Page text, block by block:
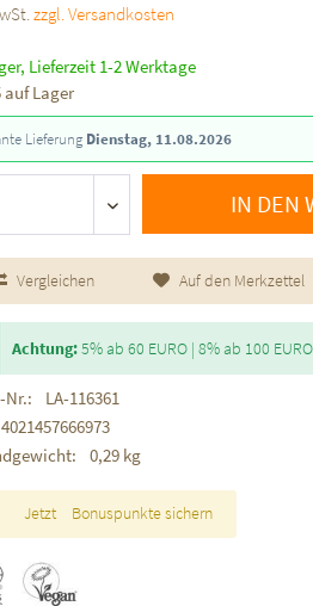
zzgl. Versandkosten
Lieferzeit 1-2 Werktage
auf Lager
Lieferung Dienstag, 11.08.2026
IN DEN
Vergleichen Auf den Merkzettel
Achtung:5% ab 60 EURO | 8% ab 100 EURO
Nr.:
LA-116361
4021457666973
0,29 kg
Jetzt Bonuspunkte sichern